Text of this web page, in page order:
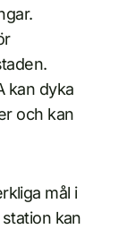
kan dyka
och kan
mål i
kan